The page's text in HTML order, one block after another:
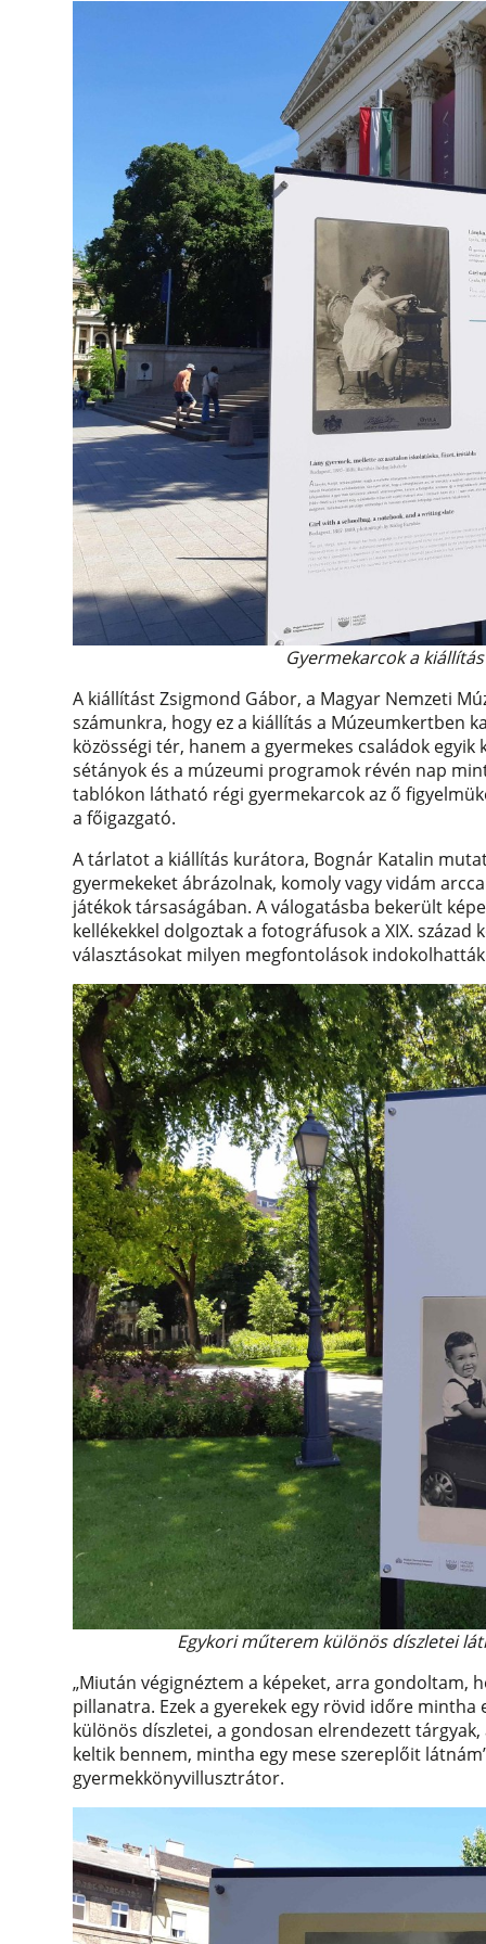
Gyermekarcok a
A kiállítást Zsigmond Gábor, a Magyar Nemzeti
számunkra, hogy ez a kiállítás a Múzeumkertben
közösségi tér, hanem a gyermekes családok
sétányok és a múzeumi programok révén nap
tablókon látható régi gyermekarcok az ő
a főigazgató.
A tárlatot a kiállítás kurátora, Bognár Katalin
gyermekeket ábrázolnak, komoly vagy vidám
játékok társaságában. A válogatásba bekerült
kellékekkel dolgoztak a fotográfusok a XIX. század
választásokat milyen megfontolások
Egykori műterem különös díszletei
„Miután végignéztem a képeket, arra gondoltam,
pillanatra. Ezek a gyerekek egy rövid időre
különös díszletei, a gondosan elrendezett
keltik bennem, mintha egy mese szereplőit
gyermekkönyvillusztrátor.